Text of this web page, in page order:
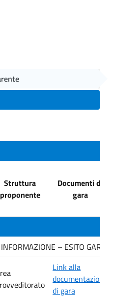
Struttura
proponente
Documenti di
gara
– ESITO
Link alla
documentazione
di gara